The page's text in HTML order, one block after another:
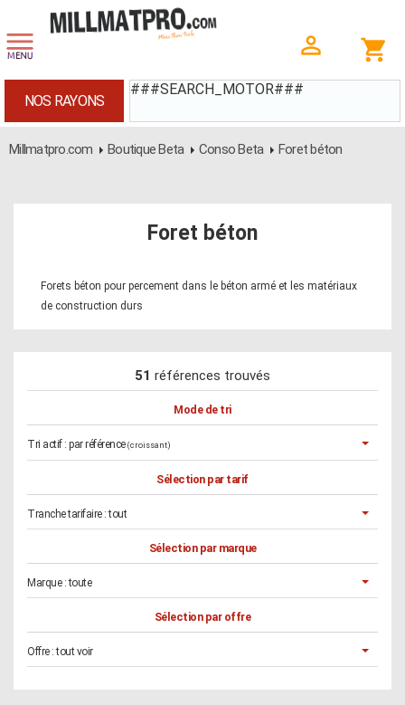
###SEARCH_MOTOR###
NOS RAYONS
Millmatpro.com Boutique Beta Conso Beta Foret béton
Foret béton
Forets béton pour percement dans le béton armé et les matériaux
de construction durs
51 références trouvés
Mode de tri
Tri actif : par référence (croissant)
Sélection par tarif
Tranche tarifaire :tout
Sélection par marque
Marque :toute
Sélection par offre
Offre :tout voir